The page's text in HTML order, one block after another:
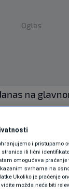
Oglas
na
je obilježilo
, donosi to
jača
i pristupamo
stranica ili lični
omogućava praćenje
svrhama na
Ukoliko je praćenje
možda neće biti